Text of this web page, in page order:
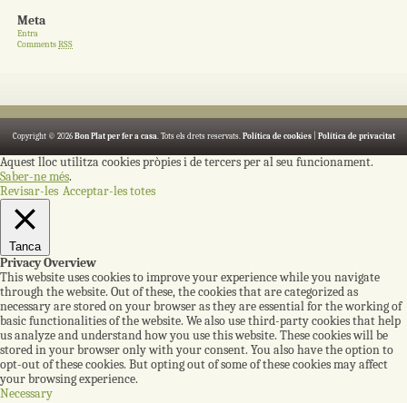
Meta
Entra
CommentsRSS
Copyright © 2026 Bon Plat per fer a casa. Tots els drets reservats. Política de cookies| Política de privacitat
Aquest lloc utilitza cookies pròpies i de tercers per al seu funcionament.
Saber-ne més.
Revisar-les Acceptar-les totes
Tanca
Privacy Overview
This website uses cookies to improve your experience while you navigate
through the website. Out of these, the cookies that are categorized as
necessary are stored on your browser as they are essential for the working of
basic functionalities of the website. We also use third-party cookies that help
us analyze and understand how you use this website. These cookies will be
stored in your browser only with your consent. You also have the option to
opt-out of these cookies. But opting out of some of these cookies may affect
your browsing experience.
Necessary